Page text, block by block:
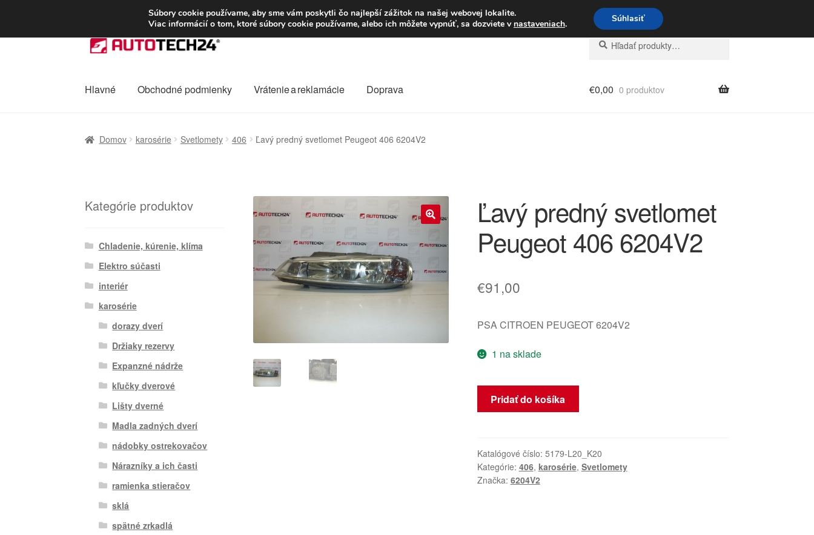
DOPRAVA od 6 EUR Po–Pi 09:00–16:00 233 221 276
Preskočiť
na
Preskočiť
na
Hľadať:
Vyhľadávanie
Hlavné Obchodné podmienky Vrátenie a reklamácie Doprava €0,00 0 produktov
Domov karosérie Svetlomety 406 Ľavý predný svetlomet Peugeot 406 6204V2
Ľavý predný svetlomet
Peugeot 406 6204V2
€91,00
PSA CITROEN PEUGEOT 6204V2
1 na sklade
množstvo
Ľavý
Peugeot
406
6204V2
Pridať do košíka
Katalógové číslo: 5179-L20_K20
Kategórie: 406, karosérie, Svetlomety
Značka: 6204V2
Kategórie produktov
Chladenie, kúrenie, klíma
Elektro súčasti
interiér
karosérie
dorazy dverí
Držiaky rezervy
Expanzné nádrže
kľučky dverové
Lišty dverné
Madla zadných dverí
nádobky ostrekovačov
Nárazníky a ich časti
ramienka stieračov
sklá
spätné zrkadlá
Súbory cookie používame, aby sme vám poskytli čo najlepší zážitok na našej webovej lokalite.
Viac informácií o tom, ktoré súbory cookie používame, alebo ich môžete vypnúť, sa dozviete v nastaveniach. Súhlasiť